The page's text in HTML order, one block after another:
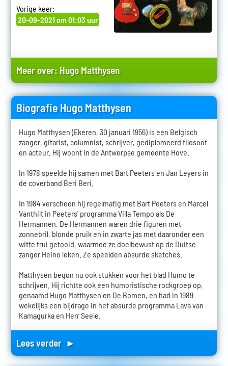
Vorige keer:
20-09-2021 om 01:03 uur
Meer over: Hugo Matthysen
Biografie Hugo Matthysen
Hugo Matthysen (Ekeren, 30 januari 1956) is een Belgisch
zanger, gitarist, columnist, schrijver, gediplomeerd filosoof
en acteur. Hij woont in de Antwerpse gemeente Hove.
In 1978 speelde hij samen met Bart Peeters en Jan Leyers in
de coverband Beri Beri.
In 1984 verscheen hij regelmatig met Bart Peeters en Marcel
Vanthilt in Peeters' programma Villa Tempo als De
Hermannen. De Hermannen waren drie figuren met
zonnebril, blonde pruik en in zwarte jas met daaronder een
witte trui getooid, waarmee ze doelbewust op de Duitse
zanger Heino leken. Ze speelden absurde sketches.
Matthysen begon nu ook stukken voor het blad Humo te
schrijven. Hij richtte ook een humoristische rockgroep op,
genaamd Hugo Matthysen en De Bomen, en had in 1989
wekelijks een bijdrage in het absurde programma Lava van
Kamagurka en Herr Seele.
Lees verder ►